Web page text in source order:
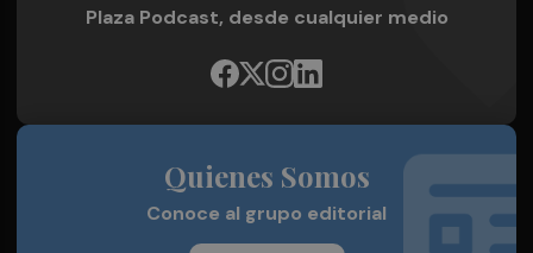
Plaza Podcast, desde cualquier medio
Quienes Somos
Conoce al grupo editorial